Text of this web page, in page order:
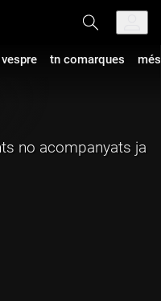
tn comarques
no acompanyats ja